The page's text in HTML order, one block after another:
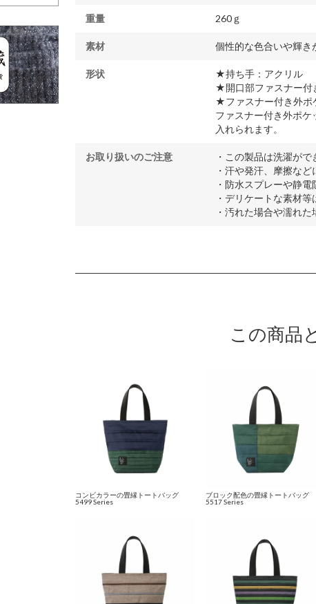
重量 260ｇ
素材 個性的な色合いや輝き
形状
★持ち手：アクリル
★開口部ファスナー付
★ファスナー付き外ポ
ファスナー付き外ポ
入れられます。
お取り扱いのご注意
・この製品は洗濯がで
・汗や発汗、摩擦な
・防水スプレーや静
・デリケートな素材
・汚れた場合や濡れ
この商品
コンビカラーの畳縁トートバッグ
5499 Series
ブロック配色の畳縁トートバッグ
5517 Series